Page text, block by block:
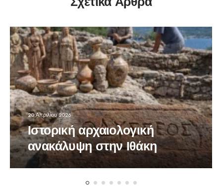
20 Απριλίου 2026
Ιστορική αρχαιολογική
ανακάλυψη στην Ιθάκη